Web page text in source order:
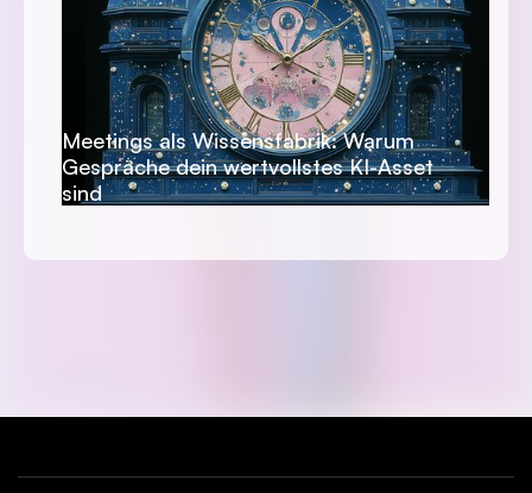
Meetings als Wissensfabrik: Warum
Gespräche dein wertvollstes KI-Asset
sind